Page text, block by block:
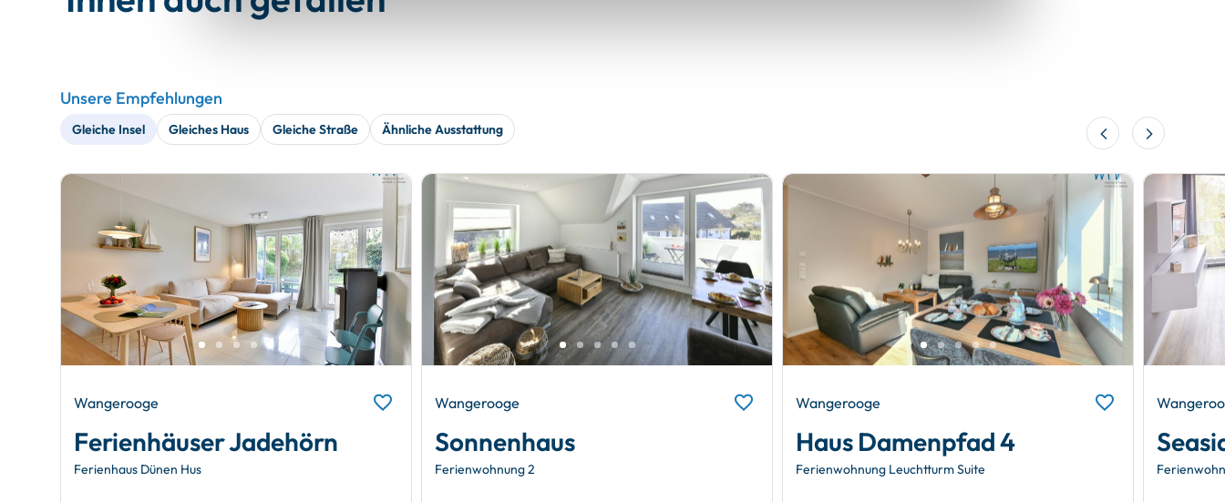
Unsere Empfehlungen
Gleiche Insel Gleiches Haus Gleiche Straße Ähnliche Ausstattung
Wangerooge
Ferienhäuser Jadehörn
Ferienhaus Dünen Hus
Wangerooge
Sonnenhaus
Ferienwohnung 2
Wangerooge
Haus Damenpfad 4
Ferienwohnung Leuchtturm Suite